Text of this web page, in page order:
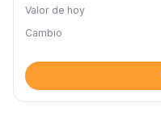
Valor de hoy
Cambio